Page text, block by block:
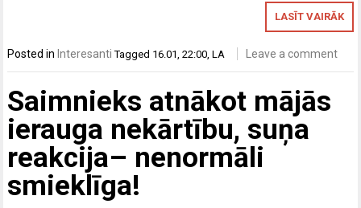
LASĪT VAIRĀK
Posted in Interesanti Tagged 16.01 ,22:00 ,LA Leave a comment
Saimnieks atnākot mājās
ierauga nekārtību, suņa
reakcija– nenormāli
smieklīga!